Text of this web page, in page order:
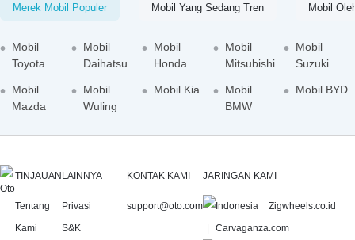
Merek Mobil Populer Mobil Yang Sedang Tren Mobil
Mobil
Toyota
Mobil
Daihatsu
Mobil
Honda
Mobil
Mitsubishi
Mobil
Suzuki
Mobil
Mazda
Mobil
Wuling
Mobil Kia
Mobil
BMW
Mobil BYD
TINJAUAN
Tentang
Kami
LAINNYA
Privasi
S&K
KONTAK KAMI
support@oto.com
JARINGAN KAMI
Zigwheels.co.id
Carvaganza.com